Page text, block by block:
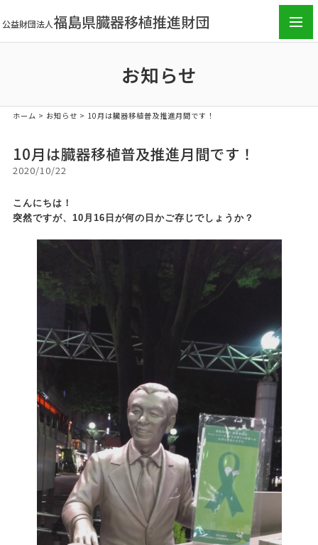
公益財団法人福島県臓器移植推進財団
お知らせ
ホーム > お知らせ > 10月は臓器移植普及推進月間です！
10月は臓器移植普及推進月間です！
2020/10/22
こんにちは！
突然ですが、10月16日が何の日かご存じでしょうか？